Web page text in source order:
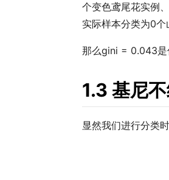
个变色鸢尾花实例
实际样本分类为0个
那么gini = 0.043是
1.3 基尼
显然我们进行分类